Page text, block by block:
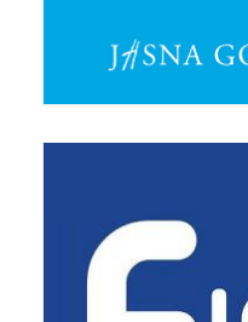
Galerie 2021
Pasterka 2021
Pierwsza
Pierwsza